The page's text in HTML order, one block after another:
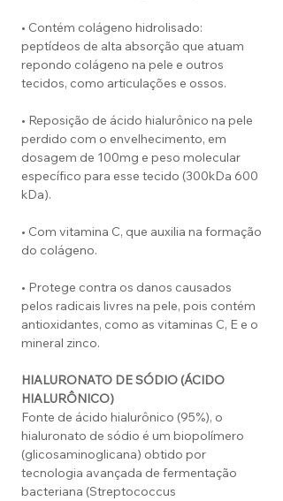
• Contém colágeno hidrolisado:
peptídeos de alta absorção que atuam
repondo colágeno na pele e outros
tecidos, como articulações e ossos.
• Reposição de ácido hialurônico na pele
perdido com o envelhecimento, em
dosagem de 100mg e peso molecular
específico para esse tecido (300kDa 600
kDa).
• Com vitamina C, que auxilia na formação
do colágeno.
• Protege contra os danos causados
pelos radicais livres na pele, pois contém
antioxidantes, como as vitaminas C, E e o
mineral zinco.
HIALURONATO DE SÓDIO (ÁCIDO
HIALURÔNICO)
Fonte de ácido hialurônico (95%), o
hialuronato de sódio é um biopolímero
(glicosaminoglicana) obtido por
tecnologia avançada de fermentação
bacteriana (Streptococcus